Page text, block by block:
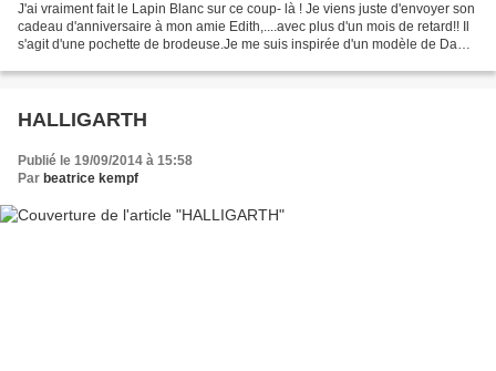
J'ai vraiment fait le Lapin Blanc sur ce coup- là ! Je viens juste d'envoyer son
cadeau d'anniversaire à mon amie Edith,....avec plus d'un mois de retard!! Il
s'agit d'une pochette de brodeuse.Je me suis inspirée d'un modèle de Dame
HALLIGARTH
Publié le 19/09/2014 à 15:58
Par beatrice kempf